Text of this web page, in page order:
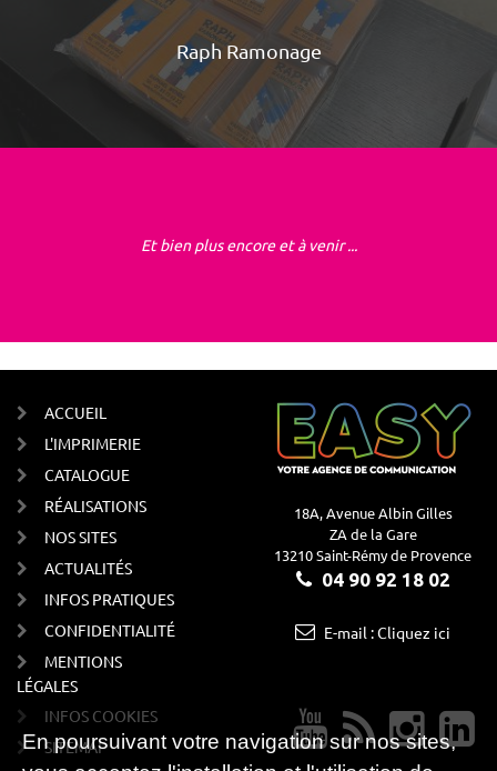
Raph Ramonage
Et bien plus encore et à venir ...
ACCUEIL
L'IMPRIMERIE
CATALOGUE
RÉALISATIONS
NOS SITES
ACTUALITÉS
INFOS PRATIQUES
CONFIDENTIALITÉ
MENTIONS
LÉGALES
INFOS COOKIES
SITEMAP
18A, Avenue Albin Gilles
ZA de la Gare
13210 Saint-Rémy de Provence
04 90 92 18 02
E-mail : Cliquez ici
En poursuivant votre navigation sur nos sites,